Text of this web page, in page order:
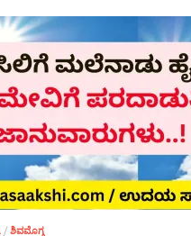
/ ಶಿವಮೊಗ್ಗ